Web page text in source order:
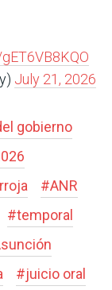
July 21, 2026
gobierno
#ANR
#temporal
#juicio oral